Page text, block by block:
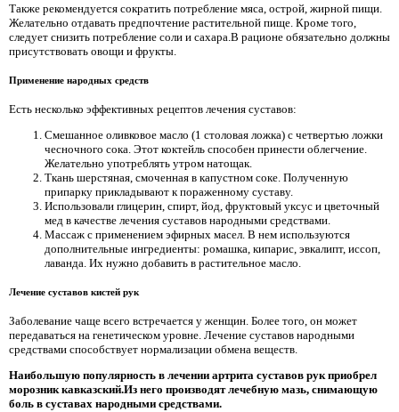
Также рекомендуется сократить потребление мяса, острой, жирной пищи.
Желательно отдавать предпочтение растительной пище. Кроме того,
следует снизить потребление соли и сахара.В рационе обязательно должны
присутствовать овощи и фрукты.
Применение народных средств
Есть несколько эффективных рецептов лечения суставов:
Смешанное оливковое масло (1 столовая ложка) с четвертью ложки
чесночного сока. Этот коктейль способен принести облегчение.
Желательно употреблять утром натощак.
Ткань шерстяная, смоченная в капустном соке. Полученную
припарку прикладывают к пораженному суставу.
Использовали глицерин, спирт, йод, фруктовый уксус и цветочный
мед в качестве лечения суставов народными средствами.
Массаж с применением эфирных масел. В нем используются
дополнительные ингредиенты: ромашка, кипарис, эвкалипт, иссоп,
лаванда. Их нужно добавить в растительное масло.
Лечение суставов кистей рук
Заболевание чаще всего встречается у женщин. Более того, он может
передаваться на генетическом уровне. Лечение суставов народными
средствами способствует нормализации обмена веществ.
Наибольшую популярность в лечении артрита суставов рук приобрел
морозник кавказский.Из него производят лечебную мазь, снимающую
боль в суставах народными средствами.